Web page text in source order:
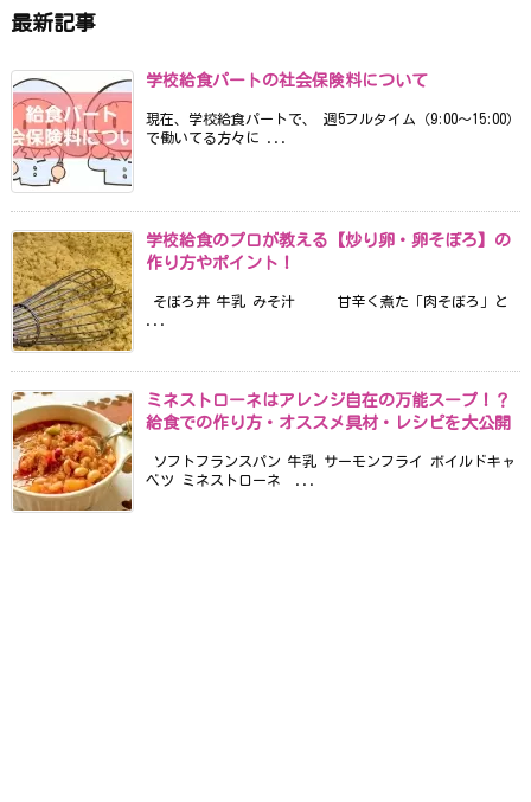
最新記事
学校給食パートの社会保険料について
現在、学校給食パートで、 週5フルタイム（9:00〜15:00）
で働いてる方々に ...
学校給食のプロが教える【炒り卵・卵そぼろ】の
作り方やポイント！
そぼろ丼 牛乳 みそ汁 甘辛く煮た「肉そぼろ」と
ミネストローネはアレンジ自在の万能スープ！？
給食での作り方・オススメ具材・レシピを大公開
ソフトフランスパン 牛乳 サーモンフライ ボイルドキャ
ベツ ミネストローネ ...